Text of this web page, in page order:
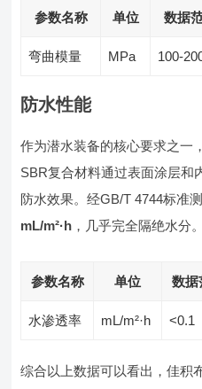
参数名称 单位 数据
弯曲模量 MPa 100-
防水性能
作为潜水装备的核心要求之一
SBR复合材料通过表面涂层和
防水效果。经GB/T 4744标准
mL/m²·h ，几乎完全隔绝水分。
参数名称 单位 数据
水渗透率 mL/m²·h <0.1
综合以上数据可以看出，佳积